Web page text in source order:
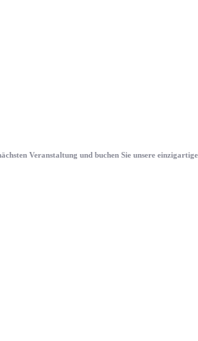
Veranstaltung und buchen Sie unsere